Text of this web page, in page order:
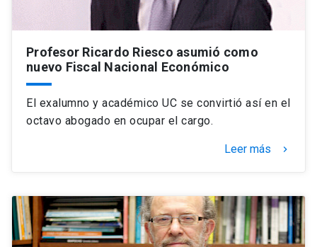
Profesor Ricardo Riesco asumió como
nuevo Fiscal Nacional Económico
El exalumno y académico UC se convirtió así en el
octavo abogado en ocupar el cargo.
Leer más keyboard_arrow_right